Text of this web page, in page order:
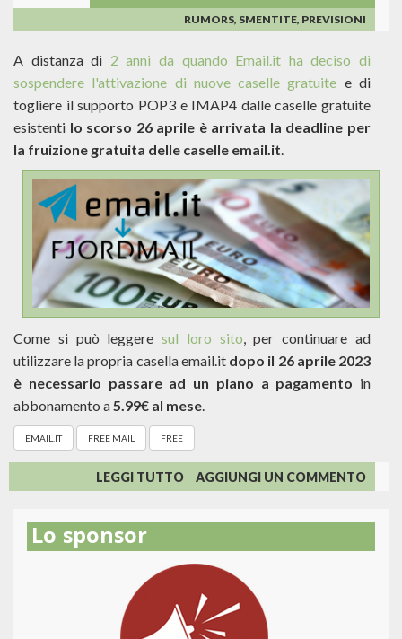
RUMORS, SMENTITE, PREVISIONI
A distanza di 2 anni da quando Email.it ha deciso di
sospendere l'attivazione di nuove caselle gratuite e di
togliere il supporto POP3 e IMAP4 dalle caselle gratuite
esistenti lo scorso 26 aprile è arrivata la deadline per
la fruizione gratuita delle caselle email.it.
Come si può leggeresul loro sito, per continuare ad
utilizzare la propria casella email.itdopo il 26 aprile 2023
è necessario passare ad un piano a pagamento in
abbonamento a5.99€ al mese.
EMAIL.IT FREE MAIL FREE
LEGGI TUTTO SU
ADDIO
DI
EMAIL.IT
AGGIUNGI UN COMMENTO
Lo sponsor